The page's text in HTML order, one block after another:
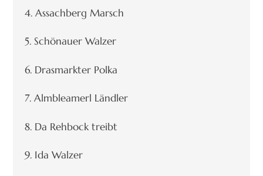
4. Assachberg Marsch
5. Schönauer Walzer
6. Drasmarkter Polka
7. Almbleamerl Ländler
8. Da Rehbock treibt
9. Ida Walzer